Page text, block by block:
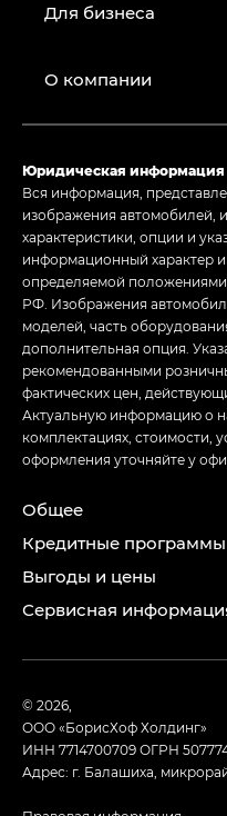
Для бизнеса
О компании
Юридическая информация
Вся информация,
изображения автомобилей,
характеристики, опции и
информационный характер
определяемой положениями
РФ. Изображения
моделей, часть
дополнительная опция.
рекомендованными
фактических цен,
Актуальную информацию о
комплектациях, стоимости,
оформления уточняйте у
Общее
Кредитные программы
Выгоды и цены
Сервисная
© 2026,
ООО «БорисХоф Холдинг»
ИНН 7714700709ОГРН
Адрес: г. Балашиха,